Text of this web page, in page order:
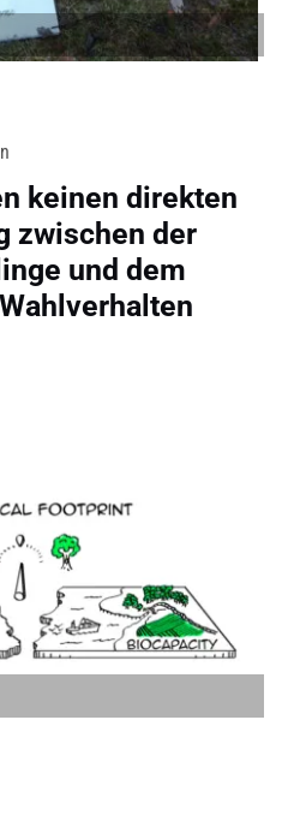
keinen direkten
zwischen der
und dem